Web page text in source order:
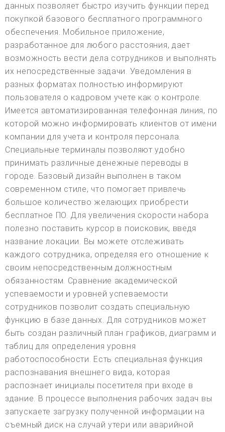
данных позволяет быстро изучить функции перед
покупкой базового бесплатного программного
обеспечения. Мобильное приложение,
разработанное для любого расстояния, дает
возможность вести дела сотрудников и выполнять
их непосредственные задачи. Уведомления в
разных форматах полностью информируют
пользователя о кадровом учете как о контроле.
Имеется автоматизированная телефонная линия, по
которой можно информировать клиентов от имени
компании для учета и контроля персонала.
Специальные терминалы позволяют удобно
принимать различные денежные переводы в
городе. Базовый дизайн выполнен в таком
современном стиле, что помогает привлечь
большое количество желающих приобрести
бесплатное ПО. Для увеличения скорости набора
полезно поставить курсор в поисковик, введя
название локации. Вы можете отслеживать
каждого сотрудника, определяя его отношение к
своим непосредственным должностным
обязанностям. Сравнение академической
успеваемости и уровней успеваемости
сотрудников позволит создать специальную
функцию в базе данных. Для сотрудников может
быть создан различный план графиков, диаграмм и
таблиц для определения уровня
работоспособности. Есть специальная функция
распознавания внешнего вида, которая
распознает инициалы посетителя при входе в
здание. В процессе выполнения рабочих задач вы
запускаете загрузку полученной информации на
съемный диск на случай утери или аварийной